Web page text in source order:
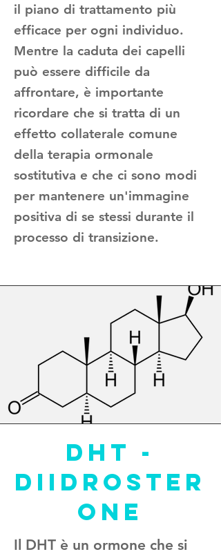
il piano di trattamento più
efficace per ogni individuo.
Mentre la caduta dei capelli
può essere difficile da
affrontare, è importante
ricordare che si tratta di un
effetto collaterale comune
della terapia ormonale
sostitutiva e che ci sono modi
per mantenere un'immagine
positiva di se stessi durante il
processo di transizione.
DHT -
DIIDROSTER
ONE
Il DHT è un ormone che si